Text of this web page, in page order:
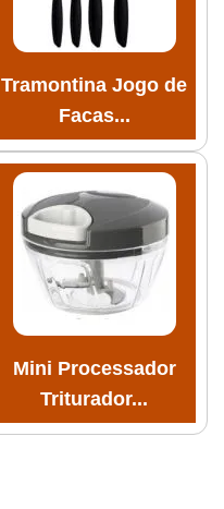
Tramontina Jogo de
Facas...
Mini Processador
Triturador...